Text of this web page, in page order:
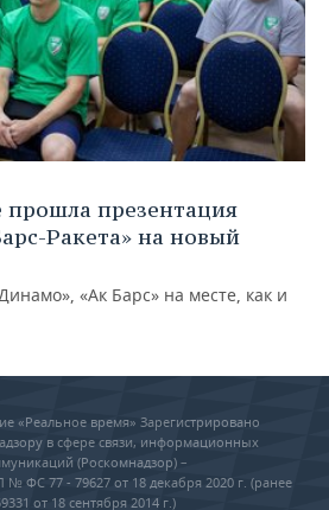
прошла презентация
Ракета» на новый
«Ак Барс» на месте, как и
«Реальное время» Зарегистрировано
в сфере связи, информационных
(Роскомнадзор) –
ФС 77 - 79627 от 18 декабря 2020 г. (ранее
от 18 сентября 2014 г.)